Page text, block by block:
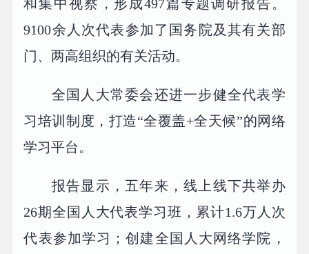
和集中视察，形成497篇专题调研报告。
9100余人次代表参加了国务院及其有关部
门、两高组织的有关活动。
全国人大常委会还进一步健全代表学
习培训制度，打造“全覆盖+全天候”的网络
学习平台。
报告显示，五年来，线上线下共举办
26期全国人大代表学习班，累计1.6万人次
代表参加学习；创建全国人大网络学院，